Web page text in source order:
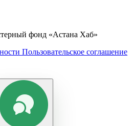
фонд «Астана Хаб»
Пользовательское соглашение